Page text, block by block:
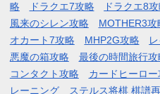
略
ドラクエ7攻略 ドラクエ8
風来のシレン攻略
MOTHER3攻
オカート7攻略
MHP2G攻略
悪魔の箱攻略
最後の時間旅行攻
コンタクト攻略
カードヒーロー
レーニング
ステルス将棋 棋譜